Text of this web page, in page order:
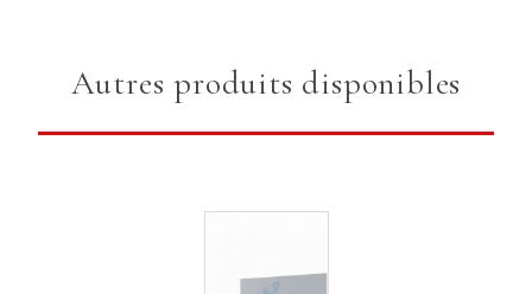
Autres produits disponibles